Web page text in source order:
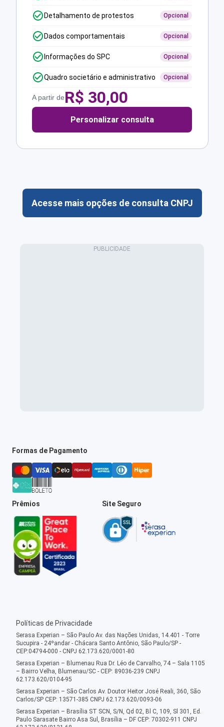
Detalhamento de protestos Opcional
Dados comportamentais Opcional
Informações do SPC Opcional
Quadro societário e administrativo Opcional
A partir deR$ 30,00
Personalizar consulta
Acesse mais opções de consulta CNPJ
Formas de Pagamento
Prêmios Site Seguro
Políticas de Privacidade
Serasa Experian – São Paulo Av. das Nações Unidas, 14.401 - Torre
Sucupira - 24ºandar - Chácara Santo Antônio, São Paulo/SP -
CEP:04794-000 - CNPJ 62.173.620/0001-80
Serasa Experian – Blumenau Rua Dr. Léo de Carvalho, 74 – Sala 1105
– Bairro Velha, Blumenau/SC - CEP: 89036-239 CNPJ
62.173.620/0104-95
Serasa Experian – São Carlos Av. Doutor Heitor José Reali, 360, São
Carlos/SP CEP: 13571-385 CNPJ 62.173.620/0093-06
Serasa Experian – Brasília ST SCN, S/N, Qd 02, Bl C, 109, Sl 301, Ed.
Paulo Sarasate Bairro Asa Sul, Brasília – DF CEP: 70302-911 CNPJ